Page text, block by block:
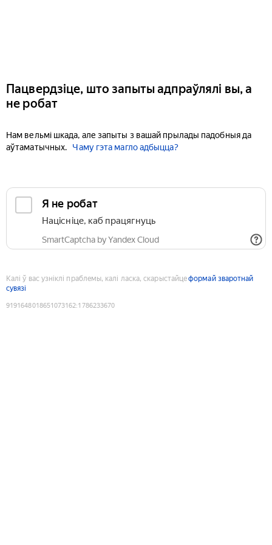
Пацвердзіце, што запыты адпраўлялі вы, а
не робат
Нам вельмі шкада, але запыты з вашай прылады падобныя да
аўтаматычных.
Чаму гэта магло адбыцца?
Я не робат
Націсніце, каб працягнуць
SmartCaptcha by Yandex Cloud
Калі ў вас узніклі праблемы, калі ласка, скарыстайцеформай зваротнай
сувязі
9191648018651073162:1786233670